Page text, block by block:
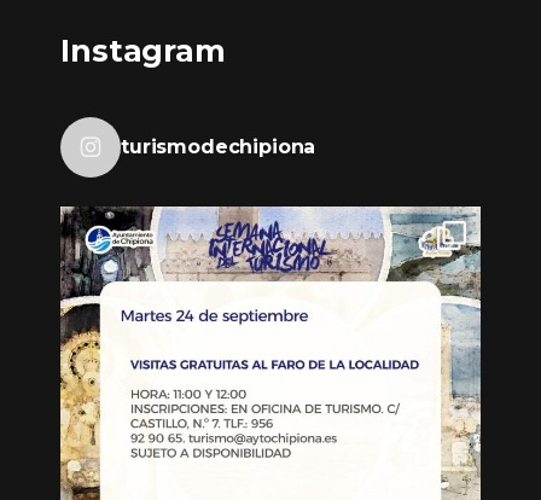
Instagram
turismodechipiona